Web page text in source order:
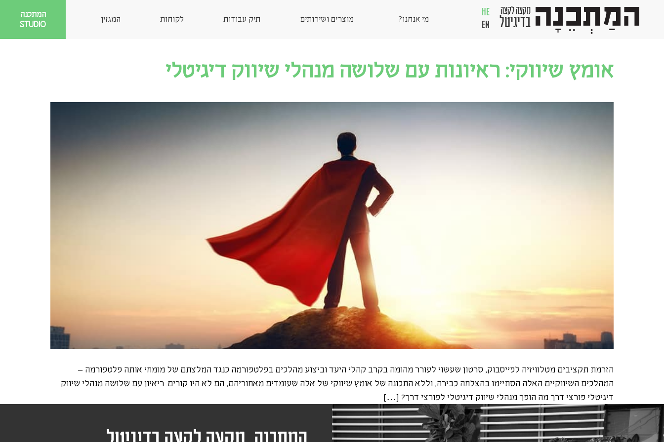
מקצה לקצה
בדיגיטל
HE
EN
מי אנחנו? מוצרים ושירותים תיק עבודות לקוחות המגזין
המתכנה
STUDIO
אומץ שיווקי: ראיונות עם שלושה מנהלי שיווק דיגיטלי
הזרמת תקציבים מטלוויזיה לפייסבוק, סרטון שעשוי לעורר מהומה בקרב קהלי היעד וביצוע מהלכים בפלטפורמה כנגד המלצתם של מומחי אותה פלטפורמה –
המהלכים השיווקיים האלה הסתיימו בהצלחה כבירה, וללא התכונה של אומץ שיווקי של אלה שעומדים מאחוריהם, הם לא היו קורים. ריאיון עם שלושה מנהלי שיווק
דיגיטלי פורצי דרך מה הופך מנהלי שיווק דיגיטלי לפורצי דרך? […]